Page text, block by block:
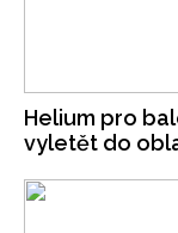
Helium pro
vyletět do